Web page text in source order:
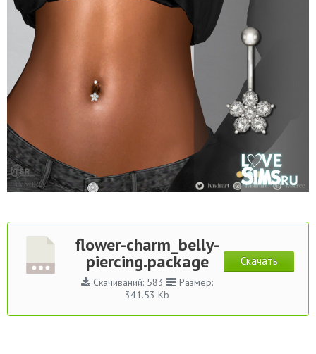
flower-charm_belly-
piercing.package
Скачиваний: 583
Размер:
341.53 Kb
Скачать